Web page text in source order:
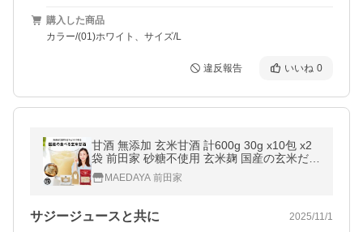
購入した商品
カラー/(01)ホワイト、サイズ/L
違反報告 いいね 0
甘酒 無添加 玄米甘酒 計600g 30g x10包 x2
袋 前田家 砂糖不使用 玄米麹 国産の玄米だけ
で作った 濃縮スティックタイプ あま酒 甘ざ
け MAEDAYA 前田家
サジージュースと共に 2025/11/1